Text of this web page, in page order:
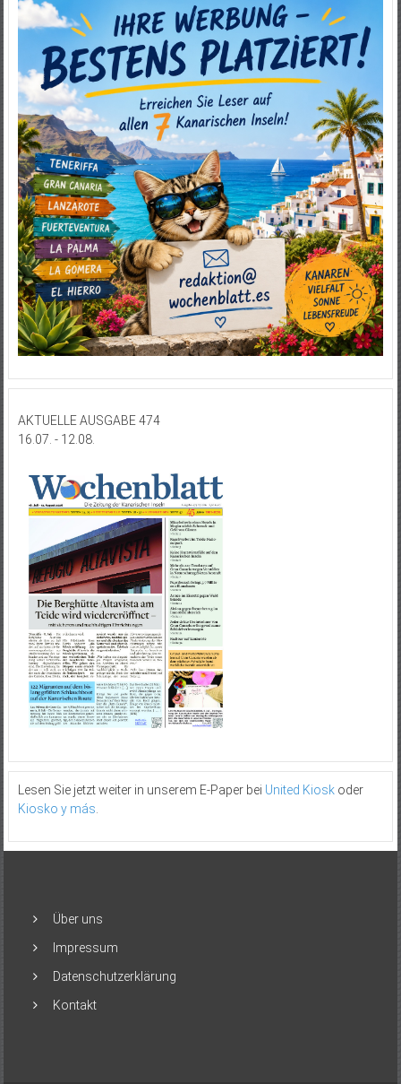
AKTUELLE AUSGABE 474
16.07. - 12.08.
Lesen Sie jetzt weiter in unserem E-Paper bei United Kioskoder
Kiosko y más
Über uns
Impressum
Datenschutzerklärung
Kontakt